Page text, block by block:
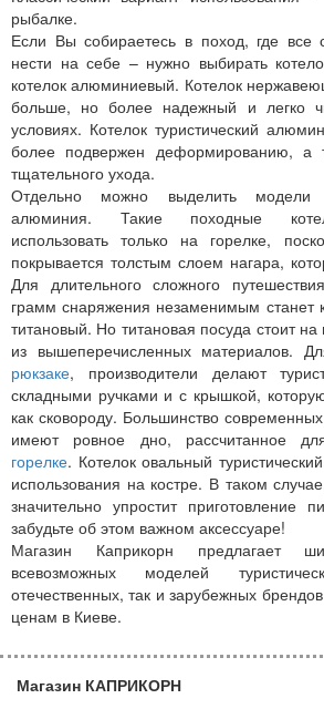
рыбалке.
Если Вы собираетесь в поход, где все
нести на себе – нужно выбирать
котелок алюминиевый. Котелок
больше, но более надежный и легко
условиях. Котелок туристический
более подвержен деформированию, а
тщательного ухода.
Отдельно можно выделить модели
алюминия. Такие походные
использовать только на горелке,
покрывается толстым слоем нагара,
Для длительного сложного
грамм снаряжения незаменимым станет
титановый. Но титановая посуда стоит
из вышеперечисленных материалов.
рюкзаке, производители делают
складными ручками и с крышкой,
как сковороду. Большинство
имеют ровное дно, рассчитанное
горелке. Котелок овальный
использования на костре. В таком
значительно упростит
забудьте об этом важном аксессуаре!
Магазин Каприкорн предлагает
всевозможных моделей
отечественных, так и зарубежных
ценам в Киеве.
Магазин КАПРИКОРН